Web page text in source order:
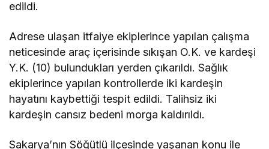
edildi.
Adrese ulaşan itfaiye ekiplerince yapılan çalışma
neticesinde araç içerisinde sıkışan O.K. ve kardeşi
Y.K. (10) bulundukları yerden çıkarıldı. Sağlık
ekiplerince yapılan kontrollerde iki kardeşin
hayatını kaybettiği tespit edildi. Talihsiz iki
kardeşin cansız bedeni morga kaldırıldı.
Sakarya’nın Söğütlü ilçesinde yaşanan konu ile